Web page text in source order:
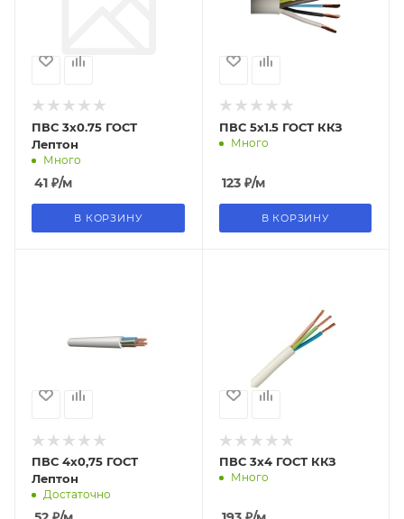
ПВС 3х0.75 ГОСТ
Лептон
Много
41 ₽/м
В КОРЗИНУ
ПВС 5х1.5 ГОСТ ККЗ
Много
123₽/м
В КОРЗИНУ
ПВС 4х0,75 ГОСТ
Лептон
Достаточно
ПВС 3х4 ГОСТ ККЗ
Много